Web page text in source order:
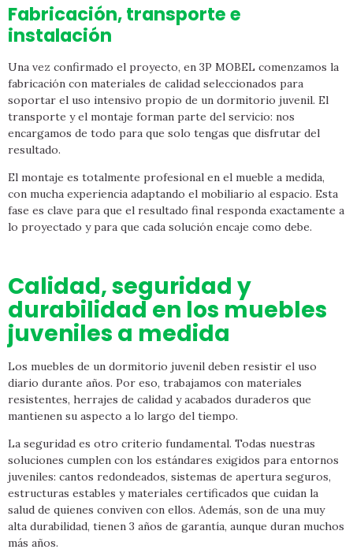
Fabricación, transporte e
instalación
Una vez confirmado el proyecto, en 3P MOBEL comenzamos la
fabricación con materiales de calidad seleccionados para
soportar el uso intensivo propio de un dormitorio juvenil. El
transporte y el montaje forman parte del servicio: nos
encargamos de todo para que solo tengas que disfrutar del
resultado.
El montaje es totalmente profesional en el mueble a medida,
con mucha experiencia adaptando el mobiliario al espacio. Esta
fase es clave para que el resultado final responda exactamente a
lo proyectado y para que cada solución encaje como debe.
Calidad, seguridad y
durabilidad en los muebles
juveniles a medida
Los muebles de un dormitorio juvenil deben resistir el uso
diario durante años. Por eso, trabajamos con materiales
resistentes, herrajes de calidad y acabados duraderos que
mantienen su aspecto a lo largo del tiempo.
La seguridad es otro criterio fundamental. Todas nuestras
soluciones cumplen con los estándares exigidos para entornos
juveniles: cantos redondeados, sistemas de apertura seguros,
estructuras estables y materiales certificados que cuidan la
salud de quienes conviven con ellos. Además, son de una muy
alta durabilidad, tienen 3 años de garantía, aunque duran muchos
más años.